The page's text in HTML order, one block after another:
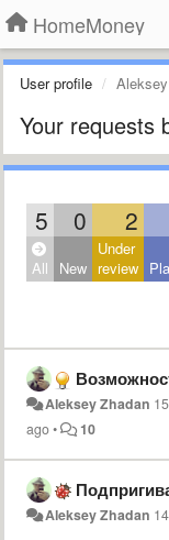
HomeMoney
User profile
Your requests
5 0 2
All New
Under
review
Возможность
Aleksey Zhadan
ago• 10
Aleksey Zhadan